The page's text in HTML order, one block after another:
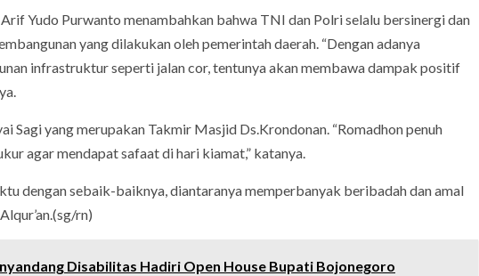
Yudo Purwanto menambahkan bahwa TNI dan Polri selalu bersinergi dan
yang dilakukan oleh pemerintah daerah. “Dengan adanya
infrastruktur seperti jalan cor, tentunya akan membawa dampak positif
Sagi yang merupakan Takmir Masjid Ds.Krondonan. “Romadhon penuh
agar mendapat safaat di hari kiamat,” katanya.
dengan sebaik-baiknya, diantaranya memperbanyak beribadah dan amal
rn)
Disabilitas Hadiri Open House Bupati Bojonegoro